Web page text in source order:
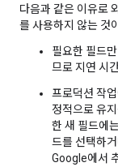
다음과 같은 이유로
를 사용하지 않는 것
필요한 필드
므로 지연 시
프로덕션 작
정적으로 유
한 새 필드에
드를 선택하
Google에서